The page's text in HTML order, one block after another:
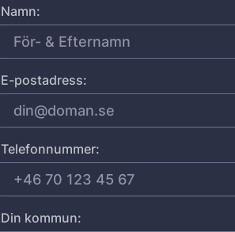
Namn:
E-postadress:
Telefonnummer:
Din kommun: